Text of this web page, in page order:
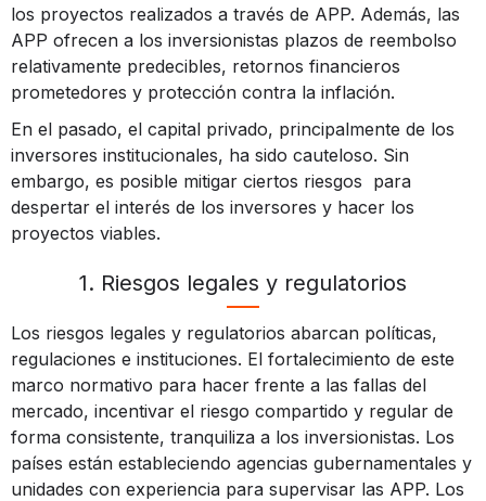
los proyectos realizados a través de APP. Además, las
APP ofrecen a los inversionistas plazos de reembolso
relativamente predecibles, retornos financieros
prometedores y protección contra la inflación.
En el pasado, el capital privado, principalmente de los
inversores institucionales, ha sido cauteloso. Sin
embargo, es posible mitigar ciertos riesgos para
despertar el interés de los inversores y hacer los
proyectos viables.
1. Riesgos legales y regulatorios
Los riesgos legales y regulatorios abarcan políticas,
regulaciones e instituciones. El fortalecimiento de este
marco normativo para hacer frente a las fallas del
mercado, incentivar el riesgo compartido y regular de
forma consistente, tranquiliza a los inversionistas. Los
países están estableciendo agencias gubernamentales y
unidades con experiencia para supervisar las APP. Los